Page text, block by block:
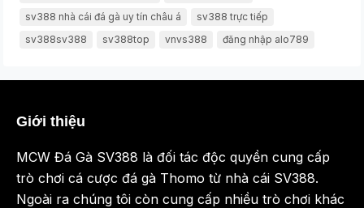
sv388 nhà cái đá gà uy tín châu á
sv388 trực tiếp
sv388sv388
sv388top vnvs388 đăng nhập alo789
Giới thiệu
MCW Đá Gà SV388 là đối tác độc quyền cung cấp
trò chơi cá cược đá gà Thomo từ nhà cái SV388.
Ngoài ra chúng tôi còn cung cấp nhiều trò chơi khác